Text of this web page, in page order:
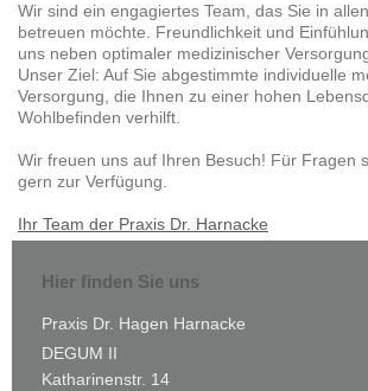
Wir sind ein engagiertes Team, das Sie in
betreuen möchte. Freundlichkeit und
uns neben optimaler medizinischer
Unser Ziel: Auf Sie abgestimmte individuelle
Versorgung, die Ihnen zu einer hohen
Wohlbefinden verhilft.
Wir freuen uns auf Ihren Besuch! Für Fragen
gern zur Verfügung.
Ihr Team der Praxis Dr. Harnacke
Hier finden Sie uns
Praxis Dr. Hagen Harnacke
DEGUM II
Katharinenstr. 14